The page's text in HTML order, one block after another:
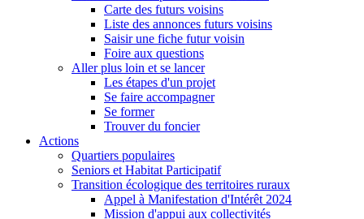
Carte des futurs voisins
Liste des annonces futurs voisins
Saisir une fiche futur voisin
Foire aux questions
Aller plus loin et se lancer
Les étapes d'un projet
Se faire accompagner
Se former
Trouver du foncier
Actions
Quartiers populaires
Seniors et Habitat Participatif
Transition écologique des territoires ruraux
Appel à Manifestation d'Intérêt 2024
Mission d'appui aux collectivités